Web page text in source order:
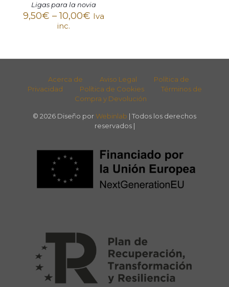
Ligas para la novia
9,50€ –10,00€ Iva
inc.
Acerca de Aviso Legal
Política de
Privacidad
Política de Cookies
Términos de
Compra y Devolución
© 2026 Diseño por Webinlab | Todos los derechos
reservados |